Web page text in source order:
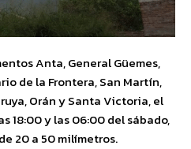
Anta, General Güemes,
de la Frontera, San Martín,
Orán y Santa Victoria, el
18:00 y las 06:00 del sábado,
20 a 50 milímetros.